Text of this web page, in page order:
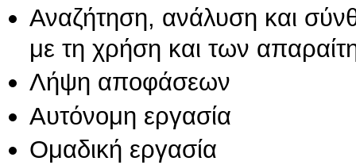
Αναζήτηση, ανάλυση και
με τη χρήση και των
Λήψη αποφάσεων
Αυτόνομη εργασία
Ομαδική εργασία